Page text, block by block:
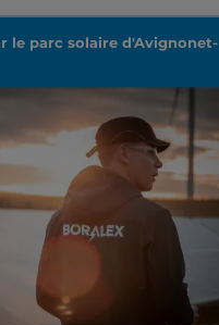
le parc solaire d'Avignonet-